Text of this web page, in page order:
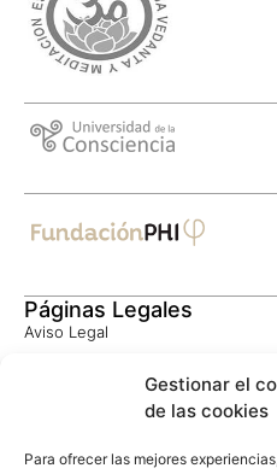
Gestionar el
de las cookies
Para ofrecer las mejores
Páginas Legales
Aviso Legal
Consentimiento Informado
Política de Cookies